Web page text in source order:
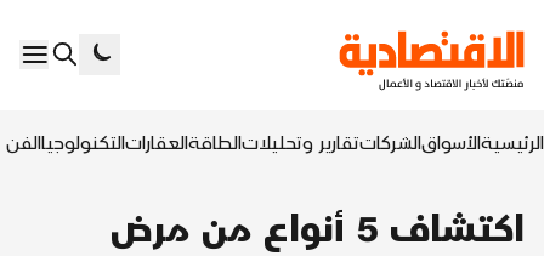
الرئيسيةالأسواقالشركاتتقارير وتحليلاتالطاقةالعقاراتالتكنولوجياالفن
اكتشاف 5 أنواع من مرض